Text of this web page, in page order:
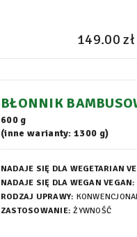
149.00 zł
BŁONNIK
KETO
600 g
(inne warianty: 1300 g)
NADAJE SIĘ DLA WEGETARIAN
NADAJE SIĘ DLA WEGAN VEGAN:
RODZAJ UPRAWY:
ZASTOSOWANIE: ŻYWNOŚĆ